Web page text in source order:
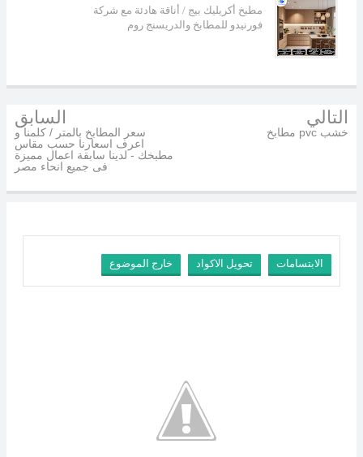
مطبخ أكريليك بيج / أناقة هادئة مع شركة
فورنيدو للمطابخ والدريسنج روم
التالي
مطابخ pvc خشب
السابق
سعر المطابخ بالمتر / كلمنا و
اعرف اسعارنا حسب مقاس
مطبخك - لدينا سابقة اعمال مميزة
فى جميع انحاء مصر
خارج الموضوع تحويل الاكواد الابتسامات